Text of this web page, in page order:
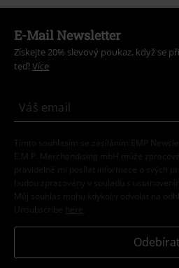
E-Mail Newsletter
Získejte 20% slevový poukaz, když se
teď! Více
Tímto souhlasím se zasíláním EMP
E.M.P. Merchandising mbH může
pravidelně mi posílat informace o svých
budou zpracovány v souladu s
Můj souhlas mohu kdykoliv odvolat na
Unsubscribe here
Odebírat